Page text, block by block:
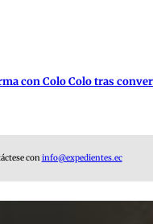
con Colo Colo tras
coninfo@expedientes.ec